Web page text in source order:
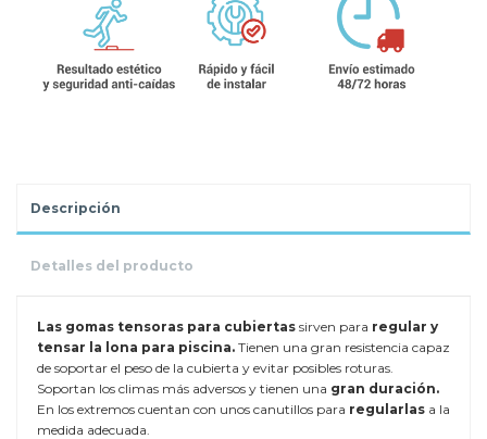
Descripción
Detalles del producto
Las gomas tensoras para cubiertas sirven para regular y
tensar la lona para piscina. Tienen una gran resistencia capaz
de soportar el peso de la cubierta y evitar posibles roturas.
Soportan los climas más adversos y tienen una gran duración.
En los extremos cuentan con unos canutillos para regularlas a la
medida adecuada.